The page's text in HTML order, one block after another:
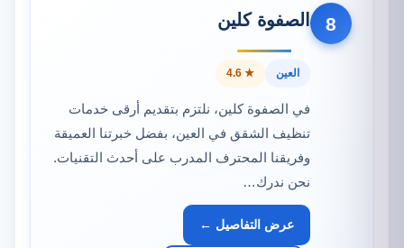
8 الصفوة كلين
العين ★ 4.6
في الصفوة كلين، نلتزم بتقديم أرقى خدمات
تنظيف الشقق في العين، بفضل خبرتنا العميقة
وفريقنا المحترف المدرب على أحدث التقنيات.
نحن ندرك…
عرض التفاصيل ←